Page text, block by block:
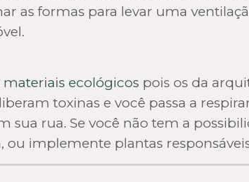
as formas para levar uma
materiais ecológicos pois os da
toxinas e você passa a
sua rua. Se você não tem a
ou implemente plantas